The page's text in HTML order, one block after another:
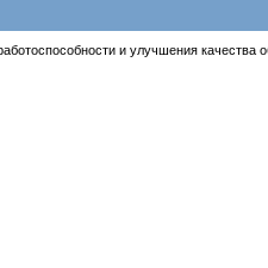
и улучшения